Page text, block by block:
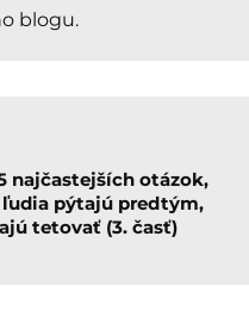
blogu.
najčastejších otázok,
ľudia pýtajú predtým,
tetovať (3. časť)